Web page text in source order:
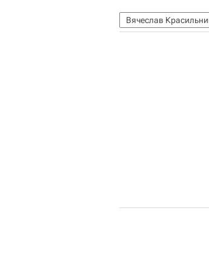
Вячеслав